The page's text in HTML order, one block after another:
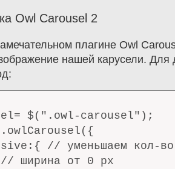
Owl Carousel 2
плагине Owl
нашей карусели.
$(".owl-carousel");
// уменьшаем кол-
ширина от 0 px